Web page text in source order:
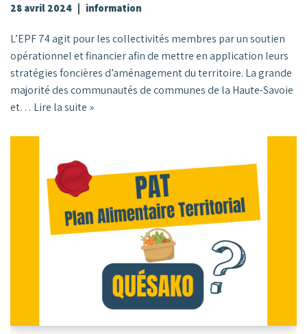
28 avril 2024 information
L’EPF 74 agit pour les collectivités membres par un soutien
opérationnel et financier afin de mettre en application leurs
stratégies foncières d’aménagement du territoire. La grande
majorité des communautés de communes de la Haute-Savoie
et… Lire la suite »